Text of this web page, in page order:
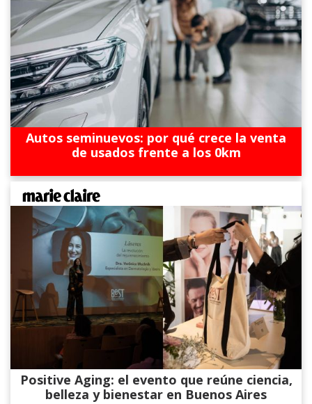
Autos seminuevos: por qué crece la venta
de usados frente a los 0km
Positive Aging: el evento que reúne ciencia,
belleza y bienestar en Buenos Aires